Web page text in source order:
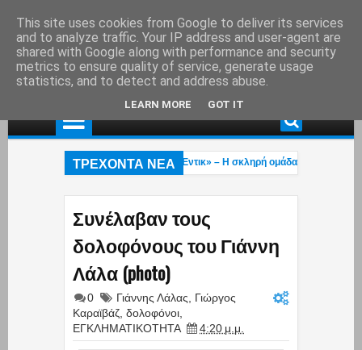
ΤΡΕΧΟΝΤΑ ΝΕΑ
«Πίτμπουλ» και «Μπουλντόγκ» του «Έντικ» – Η σκληρή ομάδα που σκόρπιζε
Συνέλαβαν τους
δολοφόνους του Γιάννη
Λάλα (photo)
0 Γιάννης Λάλας
Γιώργος
Καραϊβάζ δολοφόνοι
ΕΓΚΛΗΜΑΤΙΚΟΤΗΤΑ
4:20 μ.μ.
This site uses cookies from Google to deliver its services
and to analyze traffic. Your IP address and user-agent are
shared with Google along with performance and security
metrics to ensure quality of service, generate usage
statistics, and to detect and address abuse.
LEARN MORE GOT IT